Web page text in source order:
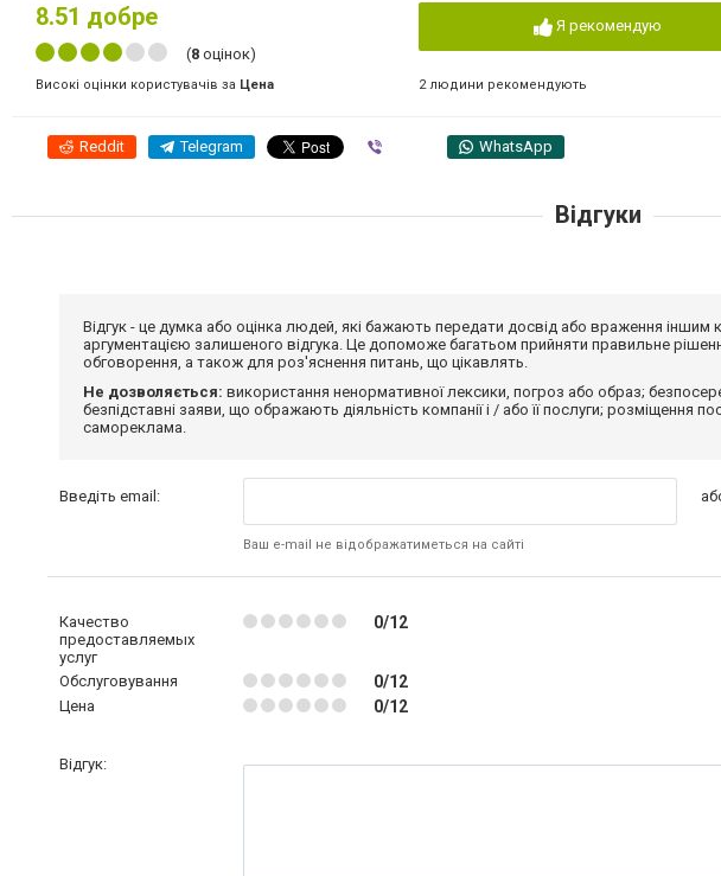
8.51 добре
(8 оцінок)
Високі оцінки користувачів за Цена
Я рекомендую
2 людини рекомендують
Reddit Telegram WhatsApp
Відгуки
Відгук - це думка або оцінка людей, які бажають передати досвід або враження
аргументацією залишеного відгука. Це допоможе багатьом прийняти правильне
обговорення, а також для роз'яснення питань, що цікавлять.
Не дозволяється: використання ненормативної лексики, погроз або образ;
безпідставні заяви, що ображають діяльність компанії і / або її послуги; розміщення
самореклама.
Введіть email:
Ваш e-mail не відображатиметься на сайті
Качество
предоставляемых
услуг
0/12
Обслуговування 0/12
Цена 0/12
Відгук: